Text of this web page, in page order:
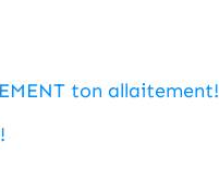
ton allaitement!